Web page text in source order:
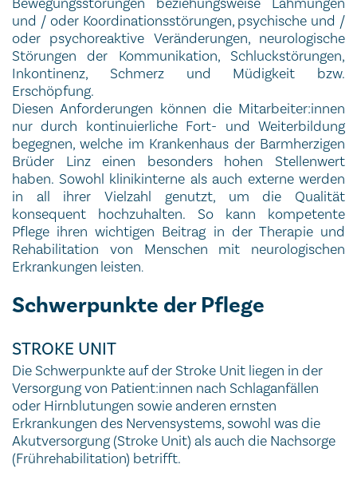
und / oder Koordinationsstörungen, psychische und /
oder psychoreaktive Veränderungen, neurologische
Störungen der Kommunikation, Schluckstörungen,
Inkontinenz, Schmerz und Müdigkeit bzw.
Erschöpfung.
Diesen Anforderungen können die Mitarbeiter:innen
nur durch kontinuierliche Fort- und Weiterbildung
begegnen, welche im Krankenhaus der Barmherzigen
Brüder Linz einen besonders hohen Stellenwert
haben. Sowohl klinikinterne als auch externe werden
in all ihrer Vielzahl genutzt, um die Qualität
konsequent hochzuhalten. So kann kompetente
Pflege ihren wichtigen Beitrag in der Therapie und
Rehabilitation von Menschen mit neurologischen
Erkrankungen leisten.
Schwerpunkte der Pflege
STROKE UNIT
Die Schwerpunkte auf der Stroke Unit liegen in der
Versorgung von Patient:innen nach Schlaganfällen
oder Hirnblutungen sowie anderen ernsten
Erkrankungen des Nervensystems, sowohl was die
Akutversorgung (Stroke Unit) als auch die Nachsorge
(Frührehabilitation) betrifft.